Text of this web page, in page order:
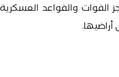
القوات والقواعد
أراضيها.